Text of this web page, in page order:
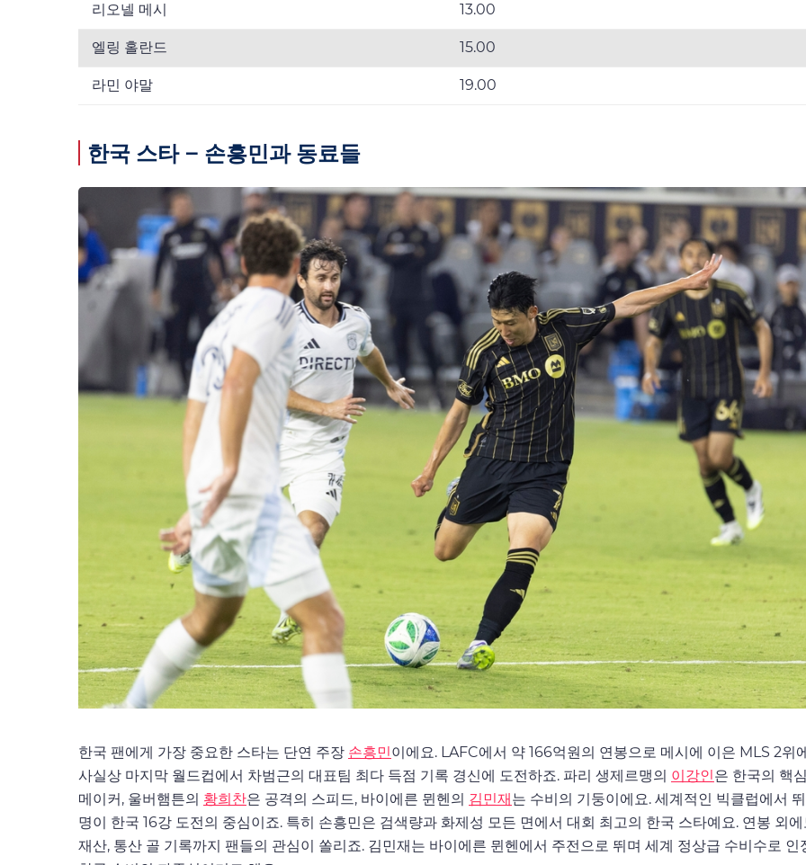
리오넬 메시 13.00
엘링 홀란드 15.00
라민 야말 19.00
한국 스타 – 손흥민과 동료들
한국 팬에게 가장 중요한 스타는 단연 주장 손흥민이에요. LAFC에서 약 166억원의 연봉으로 메시에 이은 MLS 2위
사실상 마지막 월드컵에서 차범근의 대표팀 최다 득점 기록 경신에 도전하죠. 파리 생제르맹의 이강인은 한국의 핵
메이커, 울버햄튼의 황희찬은 공격의 스피드, 바이에른 뮌헨의 김민재는 수비의 기둥이에요. 세계적인 빅클럽에서
명이 한국 16강 도전의 중심이죠. 특히 손흥민은 검색량과 화제성 모든 면에서 대회 최고의 한국 스타예요. 연봉 외
재산, 통산 골 기록까지 팬들의 관심이 쏠리죠. 김민재는 바이에른 뮌헨에서 주전으로 뛰며 세계 정상급 수비수로 인